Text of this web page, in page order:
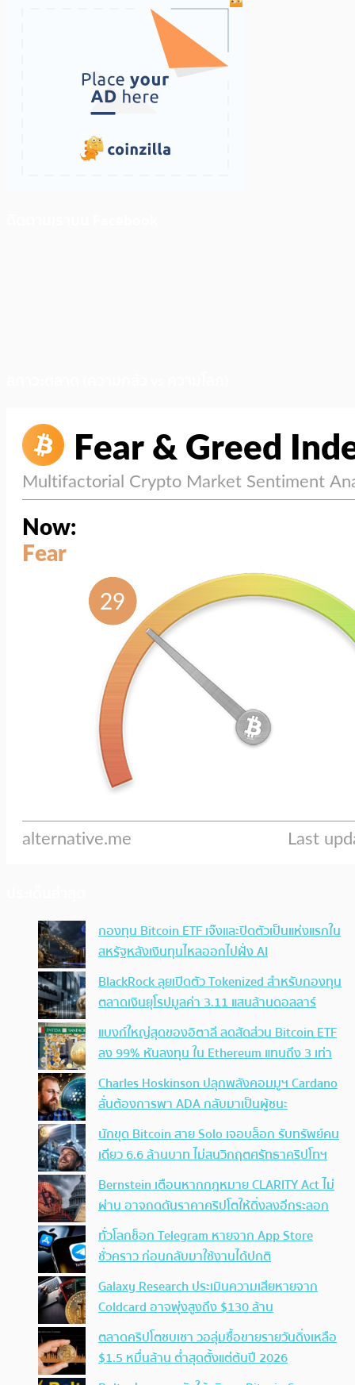
กองทุน Bitcoin ETF เจ๊งและปิดตัวเป็นแห่งแรกใน
สหรัฐหลังเงินทุนไหลออกไปฝั่ง AI
BlackRock ลุยเปิดตัว Tokenized สำหรับกองทุน
ตลาดเงินยุโรปมูลค่า 3.11 แสนล้านดอลลาร์
แบงก์ใหญ่สุดของอิตาลี ลดสัดส่วน Bitcoin ETF
ลง 99% หันลงทุน ใน Ethereum แทนถึง 3 เท่า
Charles Hoskinson ปลุกพลังคอมมูฯ Cardano
ลั่นต้องการพา ADA กลับมาเป็นผู้ชนะ
นักขุด Bitcoin สาย Solo เจอบล็อก รับทรัพย์คน
เดียว 6.6 ล้านบาท ไม่สนวิกฤตศรัทธาคริปโทฯ
Bernstein เตือนหากกฎหมาย CLARITY Act ไม่
ผ่าน อาจกดดันราคาคริปโตให้ดิ่งลงอีกระลอก
ทั่วโลกช็อก Telegram หายจาก App Store
ชั่วคราว ก่อนกลับมาใช้งานได้ปกติ
Galaxy Research ประเมินความเสียหายจาก
Coldcard อาจพุ่งสูงถึง $130 ล้าน
ตลาดคริปโตซบเซา วอลุ่มซื้อขายรายวันดิ่งเหลือ
$1.5 หมื่นล้าน ต่ำสุดตั้งแต่ต้นปี 2026